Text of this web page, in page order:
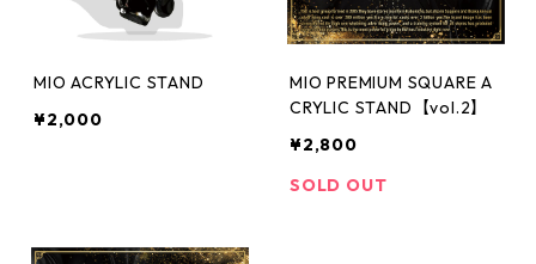
MIO ACRYLIC STAND
¥2,000
MIO PREMIUM SQUARE A
CRYLIC STAND【vol.2】
¥2,800
SOLD OUT